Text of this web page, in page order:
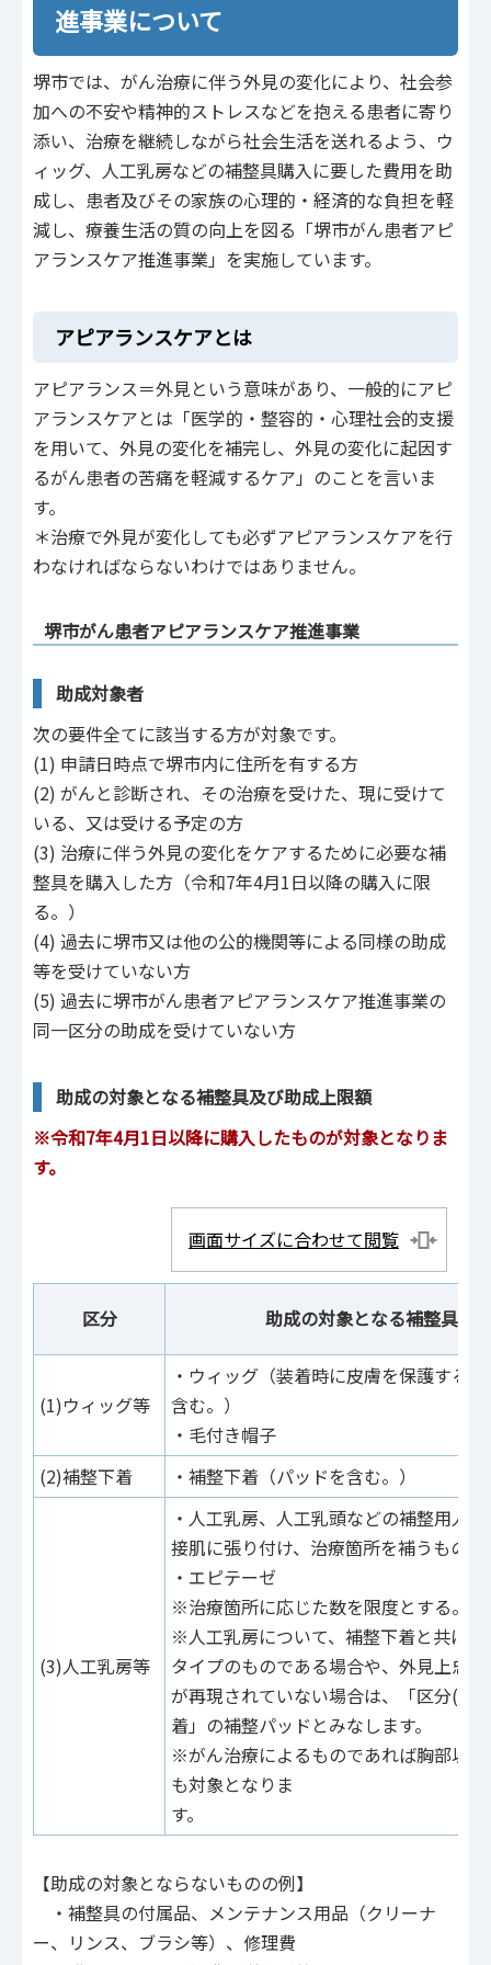
進事業について
堺市では、がん治療に伴う外見の変化により、社会参
加への不安や精神的ストレスなどを抱える患者に寄り
添い、治療を継続しながら社会生活を送れるよう、ウ
ィッグ、人工乳房などの補整具購入に要した費用を助
成し、患者及びその家族の心理的・経済的な負担を軽
減し、療養生活の質の向上を図る「堺市がん患者アピ
アランスケア推進事業」を実施しています。
アピアランスケアとは
アピアランス＝外見という意味があり、一般的にアピ
アランスケアとは「医学的・整容的・心理社会的支援
を用いて、外見の変化を補完し、外見の変化に起因す
るがん患者の苦痛を軽減するケア」のことを言いま
す。
＊治療で外見が変化しても必ずアピアランスケアを行
わなければならないわけではありません。
堺市がん患者アピアランスケア推進事業
助成対象者
次の要件全てに該当する方が対象です。
(1) 申請日時点で堺市内に住所を有する方
(2) がんと診断され、その治療を受けた、現に受けて
いる、又は受ける予定の方
(3) 治療に伴う外見の変化をケアするために必要な補
整具を購入した方（令和7年4月1日以降の購入に限
る。）
(4) 過去に堺市又は他の公的機関等による同様の助成
等を受けていない方
(5) 過去に堺市がん患者アピアランスケア推進事業の
同一区分の助成を受けていない方
助成の対象となる補整具及び助成上限額
※令和7年4月1日以降に購入したものが対象となりま
す。
画面サイズに合わせて閲覧
区分 助成の対象となる補整具
(1)ウィッグ等
・ウィッグ（装着時に皮膚を保護する
含む。）
・毛付き帽子
(2)補整下着
・補整下着（パッドを含む。）
(3)人工乳房等
・人工乳房、人工乳頭などの補整用人
接肌に張り付け、治療箇所を補うもの）
・エピテーゼ
※治療箇所に応じた数を限度とする。
※人工乳房について、補整下着と共に使
タイプのものである場合や、外見上忠
が再現されていない場合は、「区分(2)
着」の補整パッドとみなします。
※がん治療によるものであれば胸部以
も対象となりま
す。
【助成の対象とならないものの例】
・補整具の付属品、メンテナンス用品（クリーナ
ー、リンス、ブラシ等）、修理費